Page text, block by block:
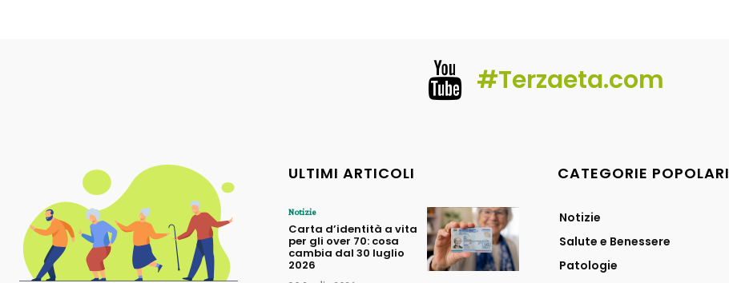
#Terzaeta.com
ULTIMI ARTICOLI
Notizie
Carta d’identità a vita
per gli over 70: cosa
cambia dal 30 luglio
2026
CATEGORIE POPOLARI
Notizie
Salute e Benessere
Patologie